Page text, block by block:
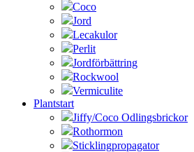
Coco
Jord
Lecakulor
Perlit
Jordförbättring
Rockwool
Vermiculite
Plantstart
Jiffy/Coco Odlingsbrickor
Rothormon
Sticklingpropagator